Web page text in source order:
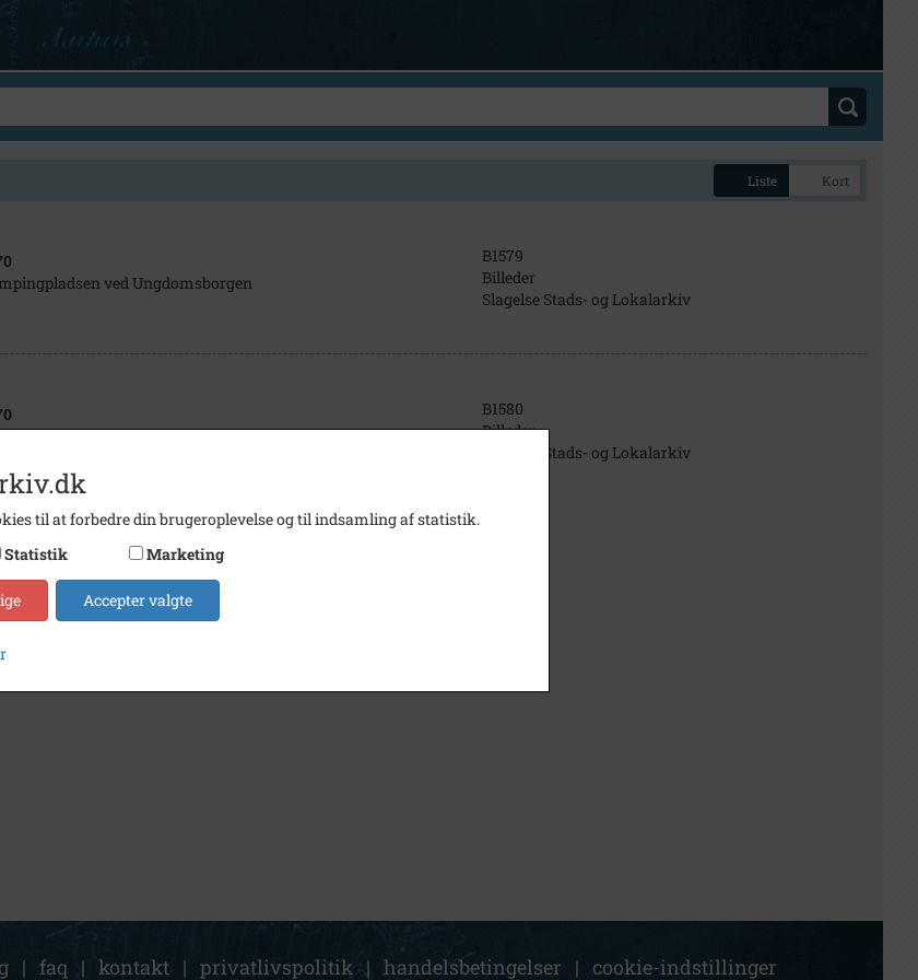
Liste Kort
ved Ungdomsborgen
B1579
Billeder
Slagelse Stads- og Lokalarkiv
ved Ungdomsborgen
B1580
Billeder
Slagelse Stads- og Lokalarkiv
| faq | kontakt | privatlivspolitik | handelsbetingelser | cookie-indstillinger
til at forbedre din brugeroplevelse og til indsamling af statistik.
Statistik Marketing
Accepter valgte